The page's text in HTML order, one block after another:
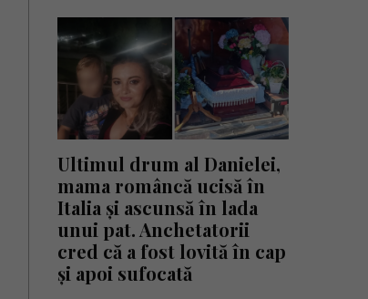
Ultimul drum al Danielei,
mama româncă ucisă în
Italia și ascunsă în lada
unui pat. Anchetatorii
cred că a fost lovită în cap
și apoi sufocată